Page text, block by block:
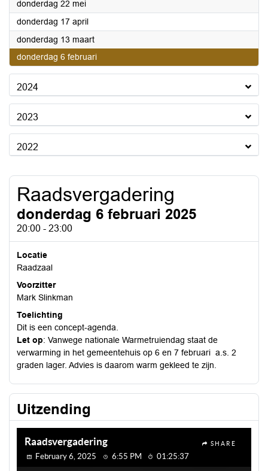
donderdag 22 mei2025
donderdag 17 april2025
donderdag 13 maart2025
donderdag 6 februari2025
2024
2023
2022
Raadsvergadering
donderdag 6 februari 2025
20:00 - 23:00
Locatie
Raadzaal
Voorzitter
Mark Slinkman
Toelichting
Dit is een concept-agenda.
Let op: Vanwege nationale Warmetruiendag staat de
verwarming in het gemeentehuis op 6 en 7 februari a.s. 2
graden lager. Advies is daarom warm gekleed te zijn.
Uitzending